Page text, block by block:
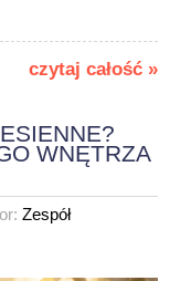
czytaj całość »
WNĘTRZA
Zespół